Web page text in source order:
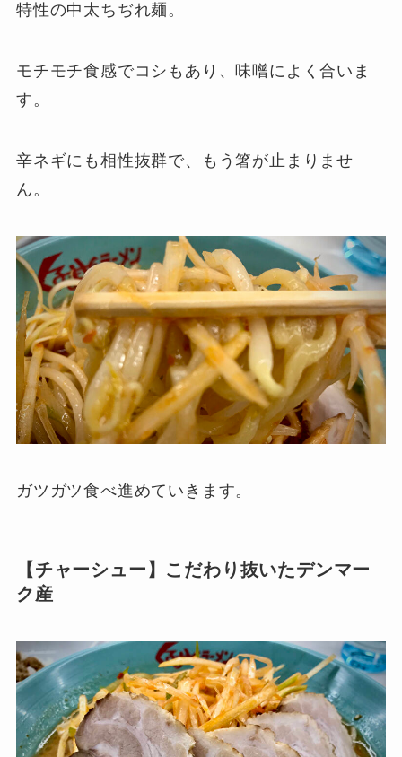
特性の中太ちぢれ麺。
モチモチ食感でコシもあり、味噌によく合いま
す。
辛ネギにも相性抜群で、もう箸が止まりませ
ん。
ガツガツ食べ進めていきます。
【チャーシュー】こだわり抜いたデンマー
ク産